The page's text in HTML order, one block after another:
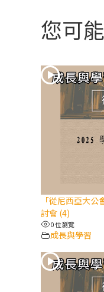
您可
「從尼西亞大
討會 (4)
0 位瀏覽
成長與學習